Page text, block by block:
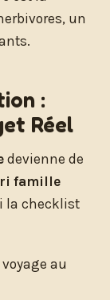
un
:
Réel
devienne de
famille
la checklist
au